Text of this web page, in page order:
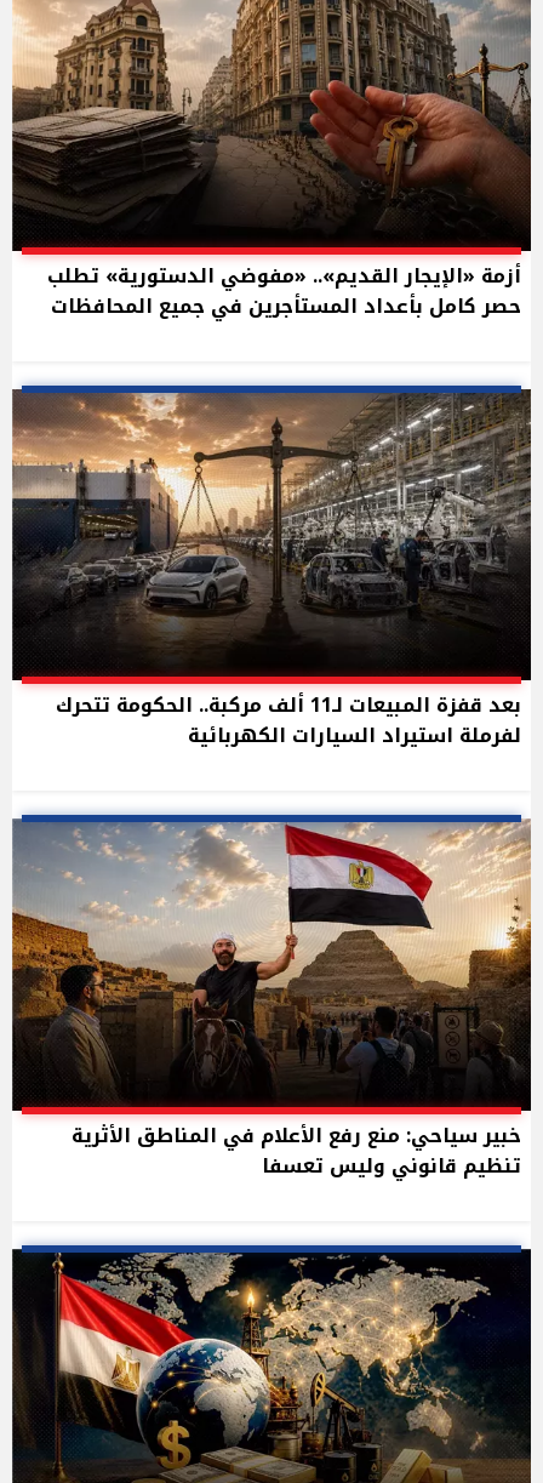
أزمة «الإيجار القديم».. «مفوضي الدستورية» تطلب
حصر كامل بأعداد المستأجرين في جميع المحافظات
بعد قفزة المبيعات لـ11 ألف مركبة.. الحكومة تتحرك
لفرملة استيراد السيارات الكهربائية
خبير سياحي: منع رفع الأعلام في المناطق الأثرية
تنظيم قانوني وليس تعسفا